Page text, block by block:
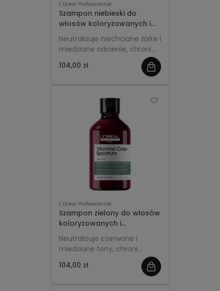
L'Oréal Professionnel
Szampon niebieski do
włosów koloryzowanych i
rozjaśnianych 300ml -
L'Oréal Professionnel
Vitamino Color Spectrum
Neutralizuje niechciane żółte i
miedziane odcienie, chroni
świetlisty efekt włosom
104,00 zł
L'Oréal Professionnel
Szampon zielony do włosów
koloryzowanych i
rozjaśnianych 300ml -
L'Oréal Professionnel
Vitamino Color Spectrum
Neutralizuje czerwone i
miedziane tony, chroni
pozostawia włosy gładkie
104,00 zł